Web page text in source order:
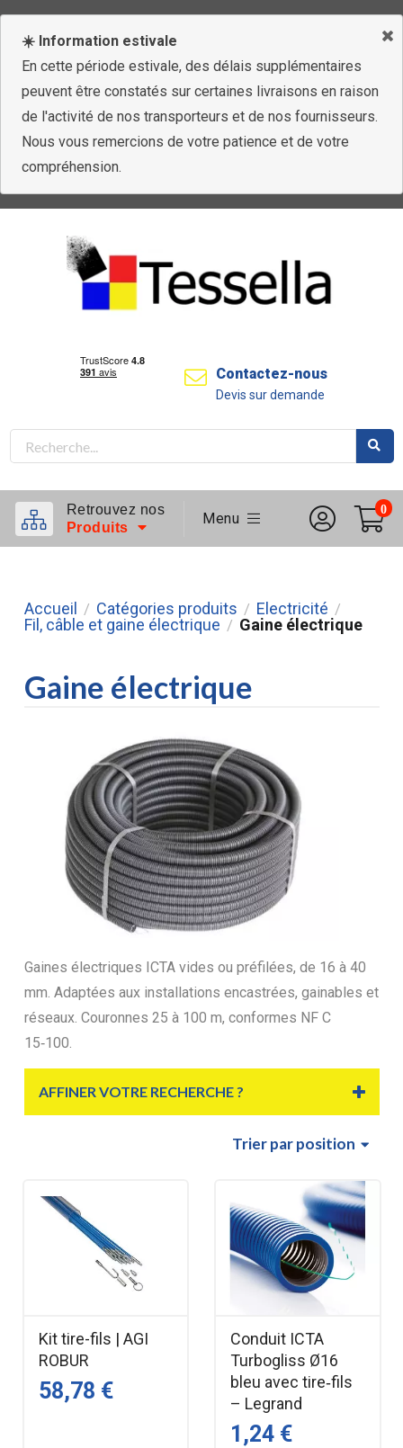
☀️ Information estivale
En cette période estivale, des délais supplémentaires
peuvent être constatés sur certaines livraisons en raison
de l'activité de nos transporteurs et de nos fournisseurs.
Nous vous remercions de votre patience et de votre
compréhension.
Contactez-nous
Devis sur demande
Retrouvez nos
Produits
Menu
0
Accueil / Catégories produits / Electricité /
Fil, câble et gaine électrique / Gaine électrique
Gaine électrique
Gaines électriques ICTA vides ou préfilées, de 16 à 40
mm. Adaptées aux installations encastrées, gainables et
réseaux. Couronnes 25 à 100 m, conformes NF C
15‑100.
AFFINER VOTRE RECHERCHE ?
Trierpar position
Kit tire-fils | AGI
ROBUR
58,78 €
Conduit ICTA
Turbogliss Ø16
bleu avec tire‑fils
– Legrand
1,24 €